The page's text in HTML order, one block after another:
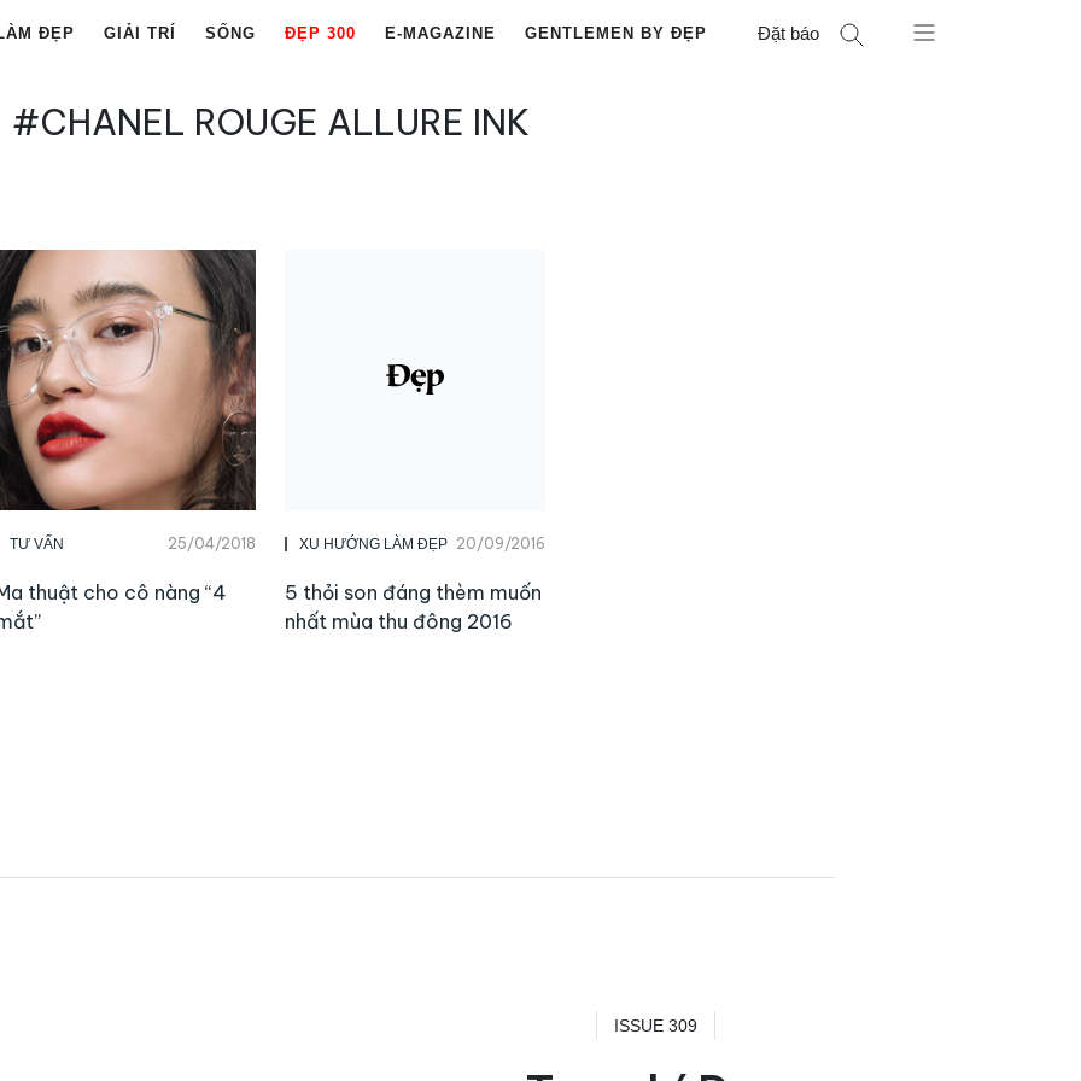
ĐẸP GIẢI TRÍ SỐNG ĐẸP 300 E-MAGAZINE GENTLEMEN BY ĐẸP Đặt báo
#CHANEL ROUGE ALLURE INK
TƯ VẤN 25/04/2018
thuật cho cô nàng “4
XU HƯỚNG LÀM ĐẸP 20/09/2016
5 thỏi son đáng thèm muốn
nhất mùa thu đông 2016
ISSUE 309